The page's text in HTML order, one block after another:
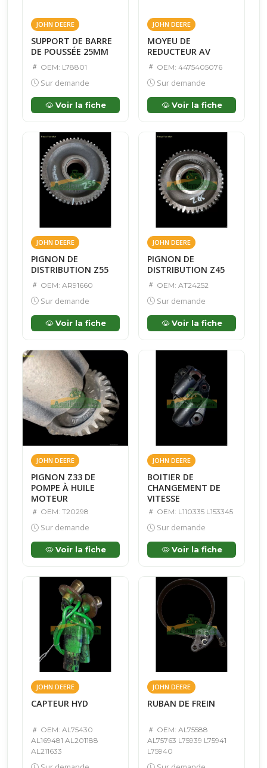
JOHN DEERE
SUPPORT DE BARRE
DE POUSSÉE 25MM
OEM: L78801
Sur demande
Voir la fiche
JOHN DEERE
MOYEU DE
REDUCTEUR AV
OEM: 4475405076
Sur demande
Voir la fiche
JOHN DEERE
PIGNON DE
DISTRIBUTION Z55
OEM: AR91660
Sur demande
Voir la fiche
JOHN DEERE
PIGNON DE
DISTRIBUTION Z45
OEM: AT24252
Sur demande
Voir la fiche
JOHN DEERE
PIGNON Z33 DE
POMPE À HUILE
MOTEUR
OEM: T20298
Sur demande
Voir la fiche
JOHN DEERE
BOITIER DE
CHANGEMENT DE
VITESSE
OEM: L110335 L153345
Sur demande
Voir la fiche
JOHN DEERE
CAPTEUR HYD
OEM: AL75430
AL169481 AL201188
AL211633
JOHN DEERE
RUBAN DE FREIN
OEM: AL75588
AL75763 L75939 L75941
L75940